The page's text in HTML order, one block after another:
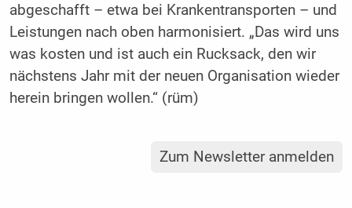
abgeschafft – etwa bei Krankentransporten – und
Leistungen nach oben harmonisiert. „Das wird uns
was kosten und ist auch ein Rucksack, den wir
nächstens Jahr mit der neuen Organisation wieder
herein bringen wollen.“ (rüm)
Zum Newsletter anmelden